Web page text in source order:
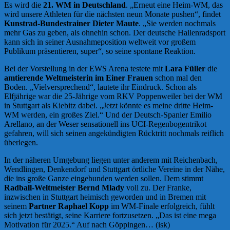
Es wird die 21. WM in Deutschland. „Erneut eine Heim-WM, das
wird unsere Athleten für die nächsten neun Monate pushen“, findet
Kunstrad-Bundestrainer Dieter Maute. „Sie werden nochmals
mehr Gas zu geben, als ohnehin schon. Der deutsche Hallenradsport
kann sich in seiner Ausnahmeposition weltweit vor großem
Publikum präsentieren, super“, so seine spontane Reaktion.
Bei der Vorstellung in der EWS Arena testete mitLara Füller die
amtierende Weltmeisterin im Einer Frauen schon mal den
Boden. „Vielversprechend“, lautete ihr Eindruck. Schon als
Elfjährige war die 25-Jährige vom RKV Poppenweiler bei der WM
in Stuttgart als Kiebitz dabei. „Jetzt könnte es meine dritte Heim-
WM werden, ein großes Ziel.“ Und der Deutsch-Spanier Emilio
Arellano, an der Weser sensationell ins UCI-Regenbogentrikot
gefahren, will sich seinen angekündigten Rücktritt nochmals reiflich
überlegen.
In der näheren Umgebung liegen unter anderem mit Reichenbach,
Wendlingen, Denkendorf und Stuttgart örtliche Vereine in der Nähe,
die ins große Ganze eingebunden werden sollen. Dem stimmt
Radball-Weltmeister Bernd Mlady voll zu. Der Franke,
inzwischen in Stuttgart heimisch geworden und in Bremen mit
seinem Partner Raphael Kopp im WM-Finale erfolgreich, fühlt
sich jetzt bestätigt, seine Karriere fortzusetzen. „Das ist eine mega
Motivation für 2025.“ Auf nach Göppingen… (isk)